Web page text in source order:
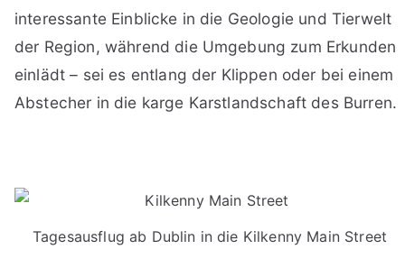
interessante Einblicke in die Geologie und Tierwelt
der Region, während die Umgebung zum Erkunden
einlädt – sei es entlang der Klippen oder bei einem
Abstecher in die karge Karstlandschaft des Burren.
Tagesausflug ab Dublin in die Kilkenny Main Street